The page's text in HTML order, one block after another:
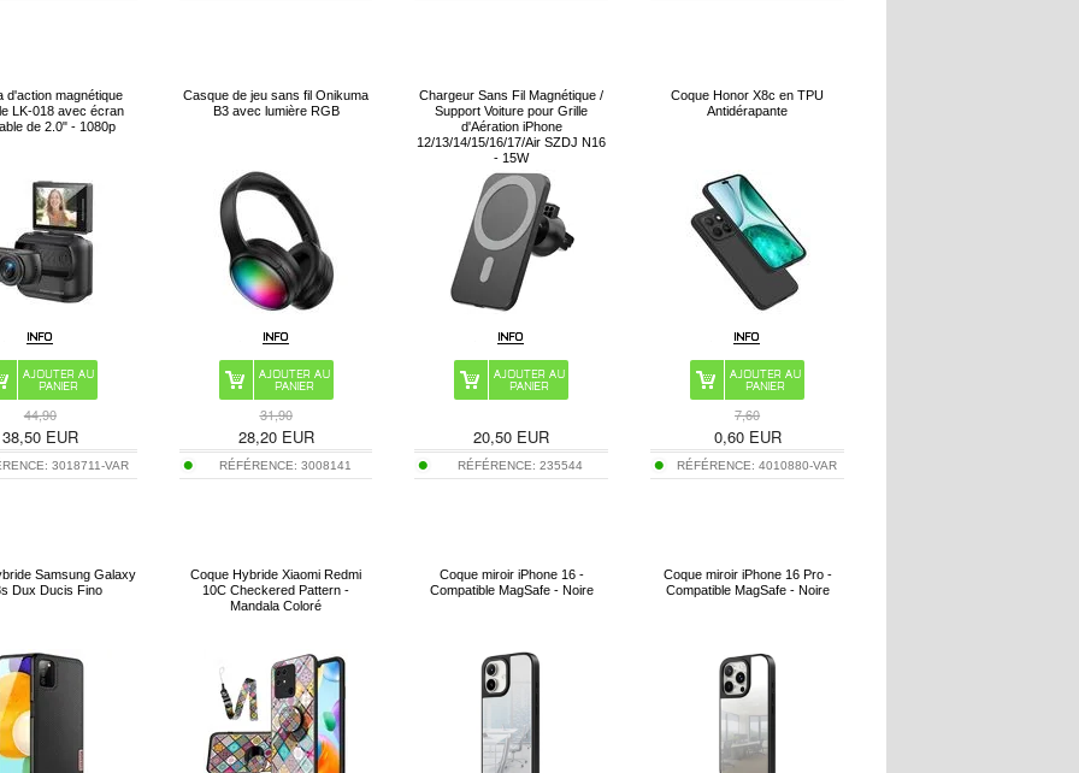
d'action magnétique
LK-018 avec écran
de 2.0" - 1080p
44,90
38,50EUR
3018711-VAR
Casque de jeu sans fil Onikuma
B3 avec lumière RGB
31,90
28,20EUR
RÉFÉRENCE: 3008141
Chargeur Sans Fil Magnétique /
Support Voiture pour Grille
d'Aération iPhone
12/13/14/15/16/17/Air SZDJ N16
- 15W
20,50 EUR
RÉFÉRENCE:235544
Coque Honor X8c en TPU
Antidérapante
7,60
0,60EUR
RÉFÉRENCE: 4010880-VAR
Samsung Galaxy
Dux Ducis Fino
Coque Hybride Xiaomi Redmi
10C Checkered Pattern -
Mandala Coloré
Coque miroir iPhone 16 -
Compatible MagSafe - Noire
Coque miroir iPhone 16 Pro -
Compatible MagSafe - Noire